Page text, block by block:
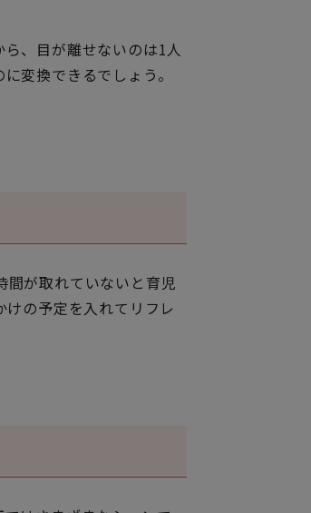
、目が離せないのは1人
変換できるでしょう。
間が取れていないと育児
の予定を入れてリフレ